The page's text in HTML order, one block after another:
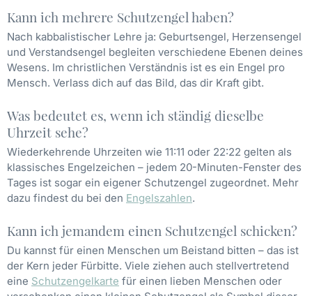
Kann ich mehrere Schutzengel haben?
Nach kabbalistischer Lehre ja: Geburtsengel, Herzensengel
und Verstandsengel begleiten verschiedene Ebenen deines
Wesens. Im christlichen Verständnis ist es ein Engel pro
Mensch. Verlass dich auf das Bild, das dir Kraft gibt.
Was bedeutet es, wenn ich ständig dieselbe
Uhrzeit sehe?
Wiederkehrende Uhrzeiten wie 11:11 oder 22:22 gelten als
klassisches Engelzeichen – jedem 20-Minuten-Fenster des
Tages ist sogar ein eigener Schutzengel zugeordnet. Mehr
dazu findest du bei den Engelszahlen.
Kann ich jemandem einen Schutzengel schicken?
Du kannst für einen Menschen um Beistand bitten – das ist
der Kern jeder Fürbitte. Viele ziehen auch stellvertretend
eine Schutzengelkarte für einen lieben Menschen oder